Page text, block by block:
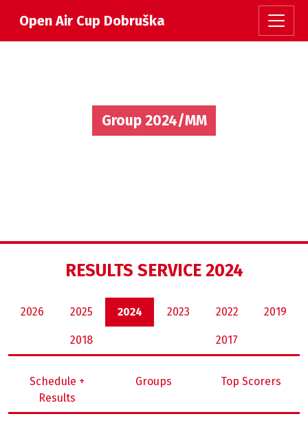
Open Air Cup Dobruška
Group 2024/MM
RESULTS SERVICE 2024
2026 2025 2024 2023 2022 2019
2018 2017
Schedule +
Results
Groups Top Scorers